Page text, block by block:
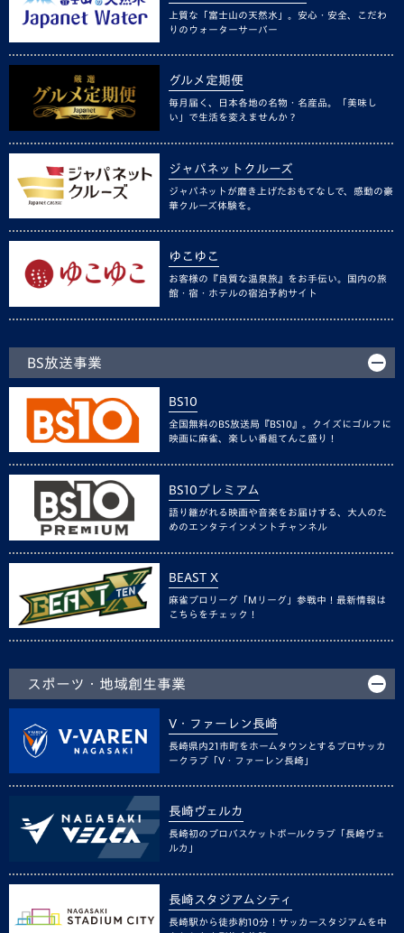
上質な「富士山の天然水」。安心・安全、こだわ
りのウォーターサーバー
グルメ定期便
毎月届く、日本各地の名物・名産品。「美味し
い」で生活を変えませんか？
ジャパネットクルーズ
ジャパネットが磨き上げたおもてなしで、感動の豪
華クルーズ体験を。
ゆこゆこ
お客様の『良質な温泉旅』をお手伝い。国内の旅
館・宿・ホテルの宿泊予約サイト
BS放送事業
BS10
全国無料のBS放送局『BS10』。クイズにゴルフに
映画に麻雀、楽しい番組てんこ盛り！
BS10プレミアム
語り継がれる映画や音楽をお届けする、大人のた
めのエンタテインメントチャンネル
BEAST X
麻雀プロリーグ「Mリーグ」参戦中！最新情報は
こちらをチェック！
スポーツ・地域創生事業
V・ファーレン長崎
長崎県内21市町をホームタウンとするプロサッカ
ークラブ「V・ファーレン長崎」
長崎ヴェルカ
長崎初のプロバスケットボールクラブ「長崎ヴェ
ルカ」
長崎スタジアムシティ
長崎駅から徒歩約10分！サッカースタジアムを中